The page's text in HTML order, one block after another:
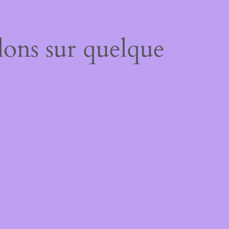
sur quelque